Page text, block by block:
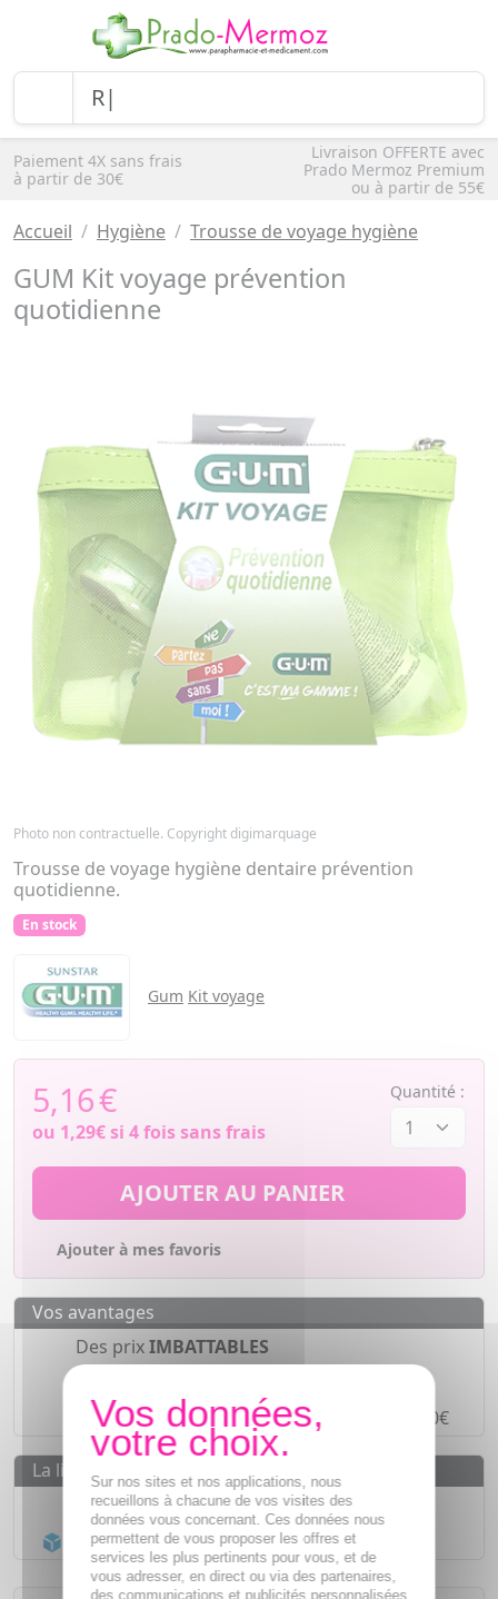
Paiement 4X sans frais
à partir de 30€
Livraison OFFERTE avec
Prado Mermoz Premium
ou à partir de 55€
Accueil Hygiène Trousse de voyage hygiène
GUM Kit voyage prévention
quotidienne
Photo non contractuelle. Copyright digimarquage
Trousse de voyage hygiène dentaire prévention
quotidienne.
En stock
Gum Kit voyage
5,16€
ou 1,29€si 4 fois sans frais
Quantité :
AJOUTER AU PANIER
Ajouter à mes favoris
Vos avantages
Des prixIMBATTABLES
Paiement en 4 fois sans frais à partir de 30€
La livraison
Livraison gratuite dès55€
Acheminement Chronoposten 24h*
Sur nos sites et nos applications, nous
recueillons à chacune de vos visites des
données vous concernant. Ces données nous
permettent de vous proposer les offres et
services les plus pertinents pour vous, et de
vous adresser, en direct ou via des partenaires,
des communications et publicités personnalisées